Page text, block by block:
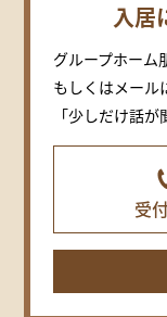
入居
グループホーム
もしくはメール
「少しだけ話
受